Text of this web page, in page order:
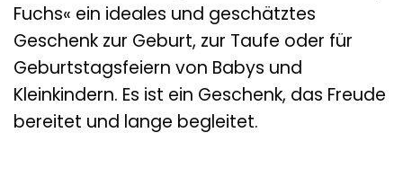
Fuchs« ein ideales und geschätztes
Geschenk zur Geburt, zur Taufe oder für
Geburtstagsfeiern von Babys und
Kleinkindern. Es ist ein Geschenk, das Freude
bereitet und lange begleitet.